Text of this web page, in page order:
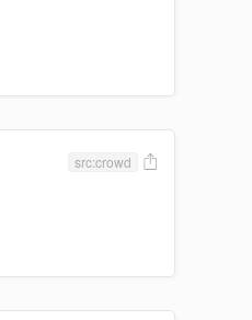
src:crowd